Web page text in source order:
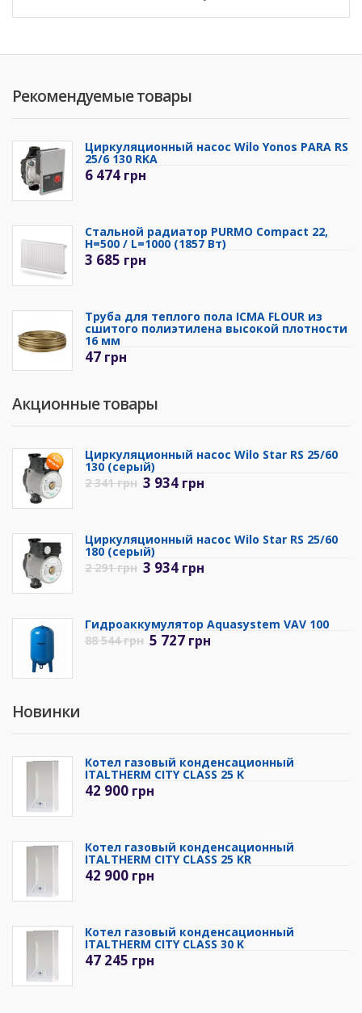
Рекомендуемые товары
Циркуляционный насос Wilo Yonos PARA RS
25/6 130 RKA
6 474 грн
Стальной радиатор PURMO Compact 22,
H=500 / L=1000 (1857 Вт)
3 685 грн
Труба для теплого пола ICMA FLOUR из
сшитого полиэтилена высокой плотности
16 мм
47 грн
Акционные товары
Циркуляционный насос Wilo Star RS 25/60
130 (серый)
2 341грн 3 934 грн
Циркуляционный насос Wilo Star RS 25/60
180 (серый)
2 291грн 3 934 грн
Гидроаккумулятор Aquasystem VAV 100
88 544грн 5 727 грн
Новинки
Котел газовый конденсационный
ITALTHERM CITY CLASS 25 K
42 900 грн
Котел газовый конденсационный
ITALTHERM CITY CLASS 25 KR
42 900 грн
Котел газовый конденсационный
ITALTHERM CITY CLASS 30 K
47 245 грн